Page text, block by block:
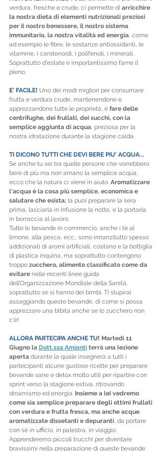
verdura, fresche e crude, ci permette di arricchire
la nostra dieta di elementi nutrizionali preziosi
per il nostro benessere, il nostro sistema
immunitario, la nostra vitalità ed energia, come
ad esempio le fibre, le sostanze antiossidanti, le
vitamine, i carotenoidi, i polifenoli, i minerali.
Soprattutto d'estate è importantissimo farne il
pieno.
E' FACILE! Uno dei modi migliori per consumare
frutta e verdura crude, mantenendone e
apprezzandone tutte le proprietà, è fare delle
centrifughe, dei frullati, dei succhi, con la
semplice aggiunta di acqua, preziosa per la
nostra idratazione durante la stagione calda.
TI DICONO TUTTI CHE DEVI BERE PIU' ACQUA...
Se anche tu sei tra quelle persone che vorrebbero
bere di più ma non amano la semplice acqua,
ecco che la natura ci viene in aiuto. Aromatizzare
l'acqua è la cosa più semplice, economica e
salutare che esista; la puoi preparare la sera
prima, lasciarla in infusione la notte, e la portarla
in borraccia al lavoro.
Tutte le bevande in commercio, anche i tè al
limone, alla pesca, ecc., sono innanzitutto spesso
addizionati di aromi artificiali, costano e la bottiglia
di plastica inquina, ma soprattutto contengono
troppo zucchero, alimento classificato come da
evitare nelle recenti linee guida
dell’Organizzazione Mondiale della Sanità,
soprattutto se si hanno dei bimbi. Ti stupirai
assaggiando queste bevande, di come si possa
apprezzare una bibita anche se lo zucchero non
c'è!
ALLORA PARTECIPA ANCHE TU! Martedì 11
Giugno la Dott.ssa Amianti terrà una lezione
aperta durante la quale insegnerà a tutti i
partecipanti alcune gustose ricette per preparare
bevande sane e detox molto utili per ripartire con
sprint verso la stagione estiva, ritrovando
dinamismo ed energia. Insieme a lei vedremo
come sia semplice preparare degli ottimi frullati
con verdura e frutta fresca, ma anche acque
aromatizzate dissetanti e depuranti, da portare
con sé in ufficio, in palestra, in viaggio.
Apprenderemo piccoli trucchi per diventare
bravissimi nella preparazione di queste bevande